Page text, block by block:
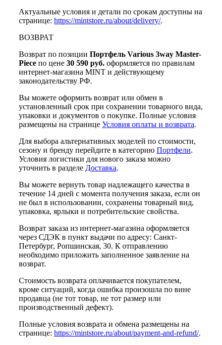
Актуальные условия и детали по срокам доступны на
странице: https://mintstore.ru/about/delivery/.
ВОЗВРАТ
Возврат по позиции Портфель Various 3way Master-
Piece по цене 30 590 руб. оформляется по правилам
интернет-магазина MINT и действующему
законодательству РФ.
Вы можете оформить возврат или обмен в
установленный срок при сохранении товарного вида,
упаковки и документов о покупке. Полные условия
размещены на странице Условия оплаты и возврата.
Для выбора альтернативных моделей по стоимости,
сезону и бренду перейдите в категорию Портфели.
Условия логистики для нового заказа можно
уточнить в разделе Доставка.
Вы можете вернуть товар надлежащего качества в
течение 14 дней с момента получения заказа, если он
не был в использовании, сохранены товарный вид,
упаковка, ярлыки и потребительские свойства.
Возврат заказа из интернет-магазина оформляется
через СДЭК в пункт выдачи по адресу: Санкт-
Петербург, Ропшинская, 30. К отправлению
необходимо приложить заполненное заявление на
возврат.
Стоимость возврата оплачивается покупателем,
кроме ситуаций, когда ошибка произошла по вине
продавца (не тот товар, не тот размер или
производственный дефект).
Полные условия возврата и обмена размещены на
странице: https://mintstore.ru/about/payment-and-refund/.